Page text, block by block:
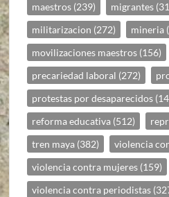
maestros (239) migrantes
militarizacion (272) mineria
movilizaciones maestros (156)
precariedad laboral (272)
protestas por desaparecidos
reforma educativa (512)
tren maya (382) violencia
violencia contra mujeres (159)
violencia contra periodistas